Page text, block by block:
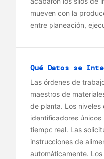
mueven con la
entre planeación,
Qué Datos se
Las órdenes de
maestros de
de planta. Los niveles
identificadores únicos
tiempo real. Las
instrucciones de
automáticamente.